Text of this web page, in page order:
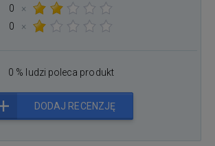
0
×
0
×
0 % ludzi poleca produkt
DODAJ RECENZJĘ